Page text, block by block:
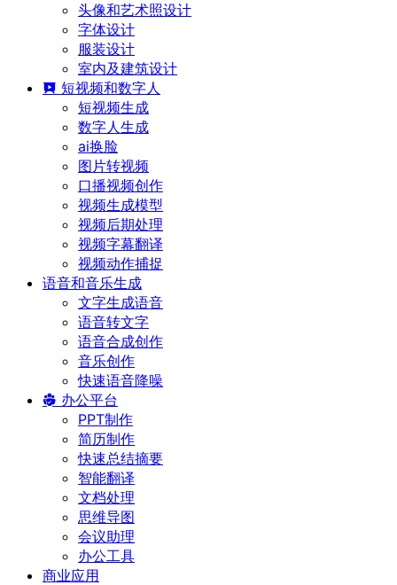
头像和艺术照设计
字体设计
服装设计
室内及建筑设计
短视频和数字人
短视频生成
数字人生成
ai换脸
图片转视频
口播视频创作
视频生成模型
视频后期处理
视频字幕翻译
视频动作捕捉
语音和音乐生成
文字生成语音
语音转文字
语音合成创作
音乐创作
快速语音降噪
办公平台
PPT制作
简历制作
快速总结摘要
智能翻译
文档处理
思维导图
会议助理
办公工具
商业应用